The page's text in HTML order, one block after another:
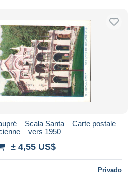
– Scala Santa – Carte postale
– vers 1950
± 4,55 US$
Privado